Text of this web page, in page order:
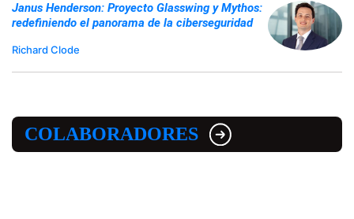
Janus Henderson: Proyecto Glasswing y Mythos:
redefiniendo el panorama de la ciberseguridad
Richard Clode
COLABORADORES